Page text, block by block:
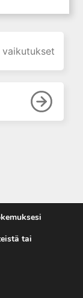
tai